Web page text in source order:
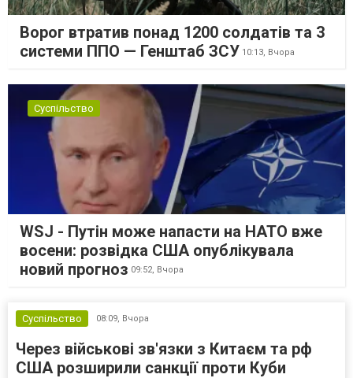
Ворог втратив понад 1200 солдатів та 3
системи ППО — Генштаб ЗСУ 10:13, Вчора
Суспільство
WSJ - Путін може напасти на НАТО вже
восени: розвідка США опублікувала
новий прогноз 09:52, Вчора
Суспільство 08:09, Вчора
Через військові зв'язки з Китаєм та рф
США розширили санкції проти Куби